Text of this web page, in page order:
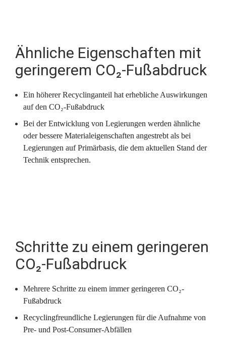
Ähnliche Eigenschaften mit
geringerem CO₂-Fuß­ab­druck
Ein höherer Recyclinganteil hat erhebliche Auswirkungen
auf den CO₂-Fußabdruck
Bei der Entwicklung von Legierungen werden ähnliche
oder bessere Materialeigenschaften angestrebt als bei
Legierungen auf Primärbasis, die dem aktuellen Stand der
Technik entsprechen.
Schritte zu einem geringeren
CO₂-Fußabdruck
Mehrere Schritte zu einem immer geringeren CO₂-
Fußabdruck
Recyclingfreundliche Legierungen für die Aufnahme von
Pre- und Post-Consumer-Abfällen